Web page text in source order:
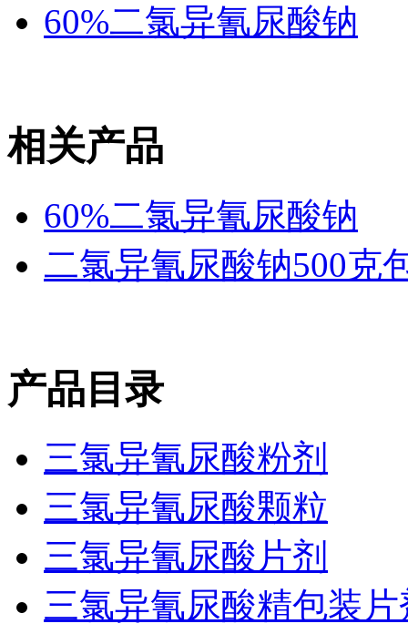
60%二氯异氰尿酸钠
相关产品
60%二氯异氰尿酸钠
二氯异氰尿酸钠500克
产品目录
三氯异氰尿酸粉剂
三氯异氰尿酸颗粒
三氯异氰尿酸片剂
三氯异氰尿酸精包装片